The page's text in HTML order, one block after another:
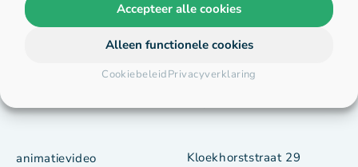
Accepteer alle cookies
Alleen functionele cookies
CookiebeleidPrivacyverklaring
vacatures
animatievideo
Kloekhorststraat 29